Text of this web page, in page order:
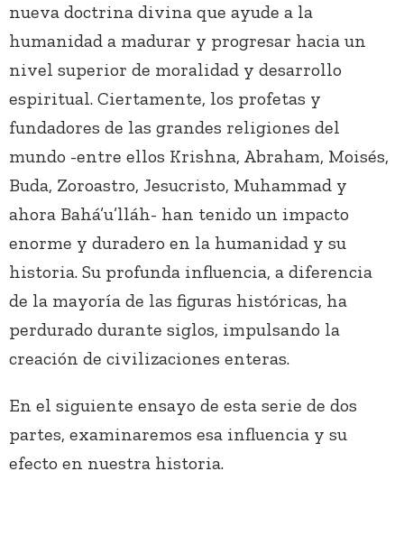
nueva doctrina divina que ayude a la
humanidad a madurar y progresar hacia un
nivel superior de moralidad y desarrollo
espiritual. Ciertamente, los profetas y
fundadores de las grandes religiones del
mundo -entre ellos Krishna, Abraham, Moisés,
Buda, Zoroastro, Jesucristo, Muhammad y
ahora Bahá’u’lláh- han tenido un impacto
enorme y duradero en la humanidad y su
historia. Su profunda influencia, a diferencia
de la mayoría de las figuras históricas, ha
perdurado durante siglos, impulsando la
creación de civilizaciones enteras.
En el siguiente ensayo de esta serie de dos
partes, examinaremos esa influencia y su
efecto en nuestra historia.